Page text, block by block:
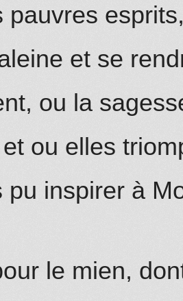
pauvres
et se
ou la
ou elles
pu inspirer à
le mien,